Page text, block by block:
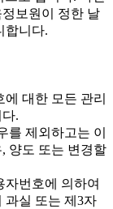
보원이 정한 날
합니다.
대한 모든 관리
.
제외하고는 이
양도 또는 변경할
번호에 의하여
과실 또는 제3자